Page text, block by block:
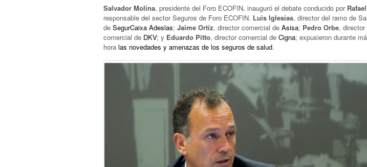
Salvador Molina, presidente del Foro ECOFIN, inauguró el debate conducido por
responsable del sector Seguros de Foro ECOFIN. Luis Iglesias, director del ramo de
de SegurCaixa Adeslas; Jaime Ortíz, director comercial de Asisa; Pedro Orbe, director
comercial de DKV; y Eduardo Pitto, director comercial de Cigna; expusieron durante
hora las novedades y amenazas de los seguros de salud.